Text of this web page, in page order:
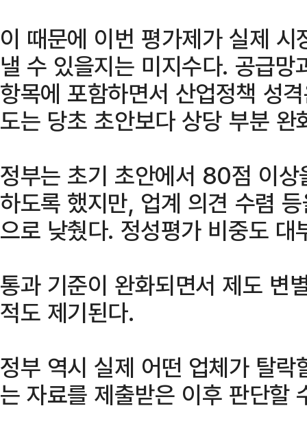
이 때문에 이번 평가제가 실제
낼 수 있을지는 미지수다. 공급
항목에 포함하면서 산업정책 성
도는 당초 초안보다 상당 부분 완
정부는 초기 초안에서 80점 이
하도록 했지만, 업계 의견 수렴
으로 낮췄다. 정성평가 비중도 대
통과 기준이 완화되면서 제도 변
적도 제기된다.
정부 역시 실제 어떤 업체가 탈
는 자료를 제출받은 이후 판단할